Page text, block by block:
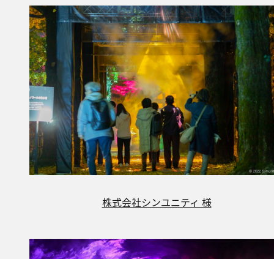
株式会社シンユニティ 様